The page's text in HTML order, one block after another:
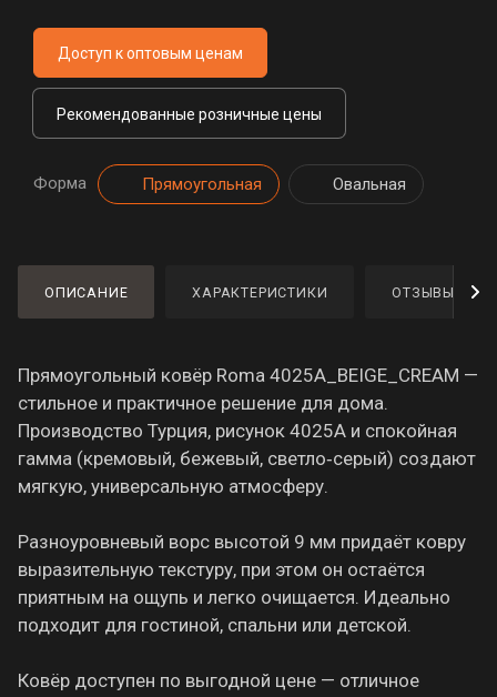
Доступ к оптовым ценам
Рекомендованные розничные цены
Форма Прямоугольная Овальная
ОПИСАНИЕ ХАРАКТЕРИСТИКИ ОТЗЫВЫ
Прямоугольный ковёр Roma 4025A_BEIGE_CREAM —
стильное и практичное решение для дома.
Производство Турция, рисунок 4025A и спокойная
гамма (кремовый, бежевый, светло‑серый) создают
мягкую, универсальную атмосферу.
Разноуровневый ворс высотой 9 мм придаёт ковру
выразительную текстуру, при этом он остаётся
приятным на ощупь и легко очищается. Идеально
подходит для гостиной, спальни или детской.
Ковёр доступен по выгодной цене — отличное